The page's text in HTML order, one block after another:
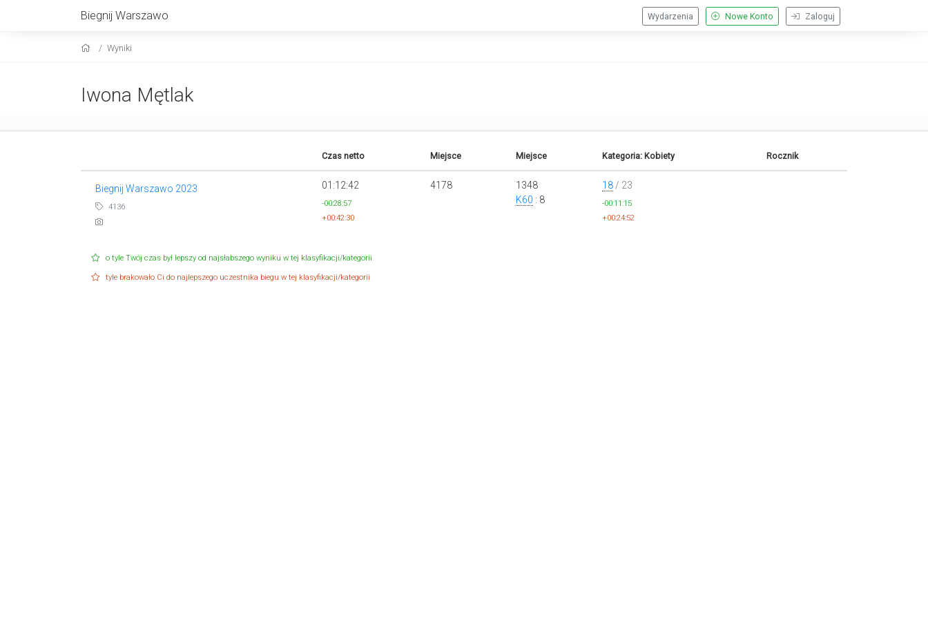
Biegnij Warszawo Zaloguj
Nowe Konto
Wydarzenia
Wyniki
Iwona Mętlak
Czas netto Miejsce Miejsce Kategoria: Kobiety Rocznik
Biegnij Warszawo 2023
4136
01:12:42
-00:28:57
+00:42:30
4178
1348
K60 : 8
18 / 23
-00:11:15
+00:24:52
o tyle Twój czas był lepszy od najsłabszego wyniku w tej klasyfikacji/kategorii
tyle brakowało Ci do najlepszego uczestnika biegu w tej klasyfikacji/kategorii